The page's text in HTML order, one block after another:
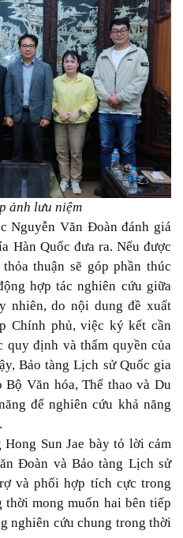
ảnh lưu niệm
Nguyễn Văn Đoàn đánh giá
Hàn Quốc đưa ra. Nếu được
thuận sẽ góp phần thúc
hợp tác nghiên cứu giữa
nhiên, do nội dung đề xuất
Chính phủ, việc ký kết cần
quy định và thẩm quyền của
Bảo tàng Lịch sử Quốc gia
Văn hóa, Thể thao và Du
để nghiên cứu khả năng
Sun Jae bày tỏ lời cảm
Đoàn và Bảo tàng Lịch sử
và phối hợp tích cực trong
mong muốn hai bên tiếp
nghiên cứu chung trong thời